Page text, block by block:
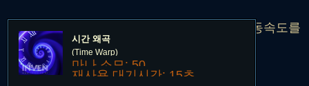
시간 왜곡
(Time Warp)
마나 소모: 50
재사용 대기시간: 15초
도주를 할때나 추노를 할때 혹은 상대방의 이동속도를
낮추어 확실한 킬각 or 도주를 할때
매우 좋은 스킬입니다